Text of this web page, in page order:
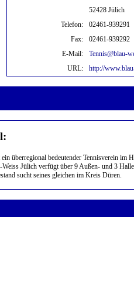
52428 Jülich
Telefon:
02461-939291
Fax:
02461-939292
E-Mail:
Tennis@blau-
URL:
http://
überregional bedeutender Tennisverein im
Jülich verfügt über 9 Außen- und 3
sucht seines gleichen im Kreis Düren.